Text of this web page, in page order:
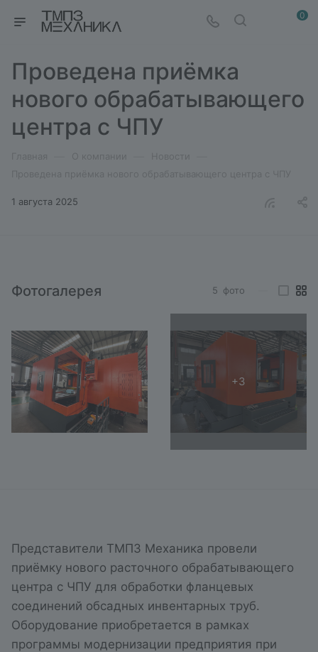
0
Проведена приёмка
нового обрабатывающего
центра с ЧПУ
1 августа 2025
Фотогалерея 5 фото
Представители ТМПЗ Механика провели
приёмку нового расточного обрабатывающего
центра с ЧПУ для обработки фланцевых
соединений обсадных инвентарных труб.
Оборудование приобретается в рамках
программы модернизации предприятия при